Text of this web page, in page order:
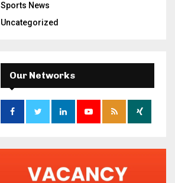
Sports News
Uncategorized
Our Networks